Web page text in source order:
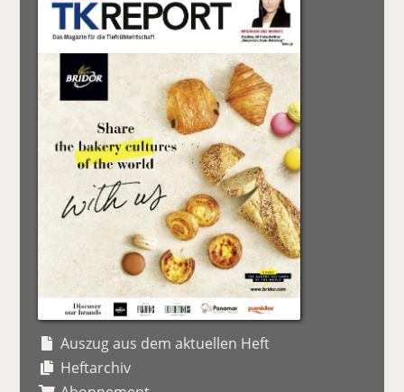
Auszug aus dem aktuellen Heft
Heftarchiv